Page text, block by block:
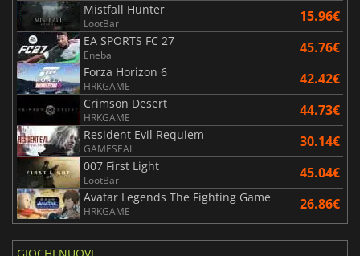
Mistfall Hunter
LootBar 15.96€
EA SPORTS FC 27
Eneba 45.76€
Forza Horizon 6
HRKGAME 42.42€
Crimson Desert
HRKGAME 44.73€
Resident Evil Requiem
GAMESEAL 30.14€
007 First Light
LootBar 45.04€
Avatar Legends The Fighting Game
HRKGAME 26.86€